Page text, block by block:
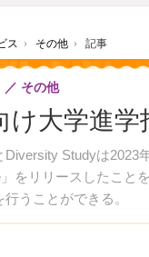
ス › その他 › 記事
け大学進学
Studyは2023
」をリリースしたこ
うことができる。
その他